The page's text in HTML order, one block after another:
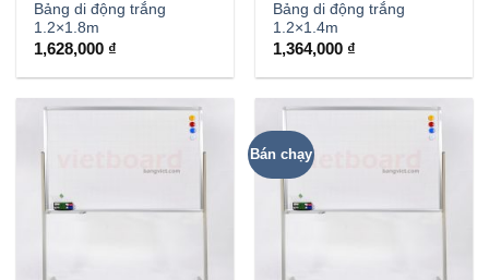
Bảng di động trắng
1.2×1.8m
1,628,000 ₫
Bảng di động trắng
1.2×1.4m
1,364,000 ₫
Bán chạy